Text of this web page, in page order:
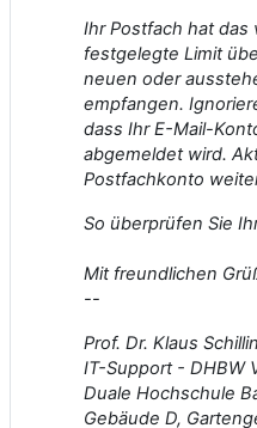
Ihr Postfach hat das
festgelegte Limit
neuen oder
empfangen.
dass Ihr E-Mail-
abgemeldet wird.
Postfachkonto
So überprüfen Sie
Mit freundlichen
--
Prof. Dr. Klaus
IT-Support - DHBW
Duale Hochschule
Gebäude D,